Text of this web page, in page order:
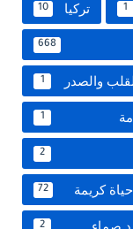
1 تركيا 10
668
والصدر 1
1
2
حياة كريمة 72
2